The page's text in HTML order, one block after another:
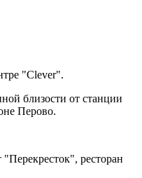
"Clever".
близости от станции
Перово.
"Перекресток", ресторан